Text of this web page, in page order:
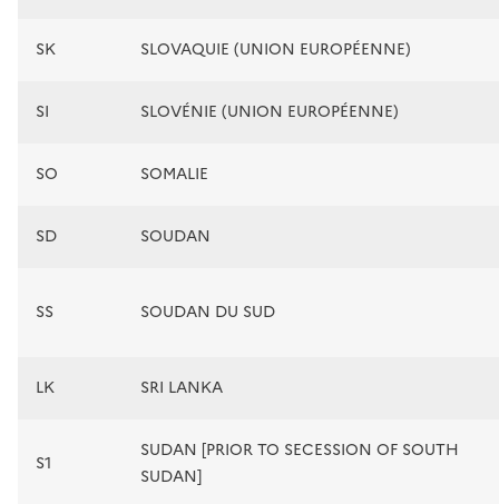
SK SLOVAQUIE (UNION EUROPÉENNE)
SI SLOVÉNIE (UNION EUROPÉENNE)
SO SOMALIE
SD SOUDAN
SS SOUDAN DU SUD
LK SRI LANKA
S1
SUDAN [PRIOR TO SECESSION OF SOUTH
SUDAN]